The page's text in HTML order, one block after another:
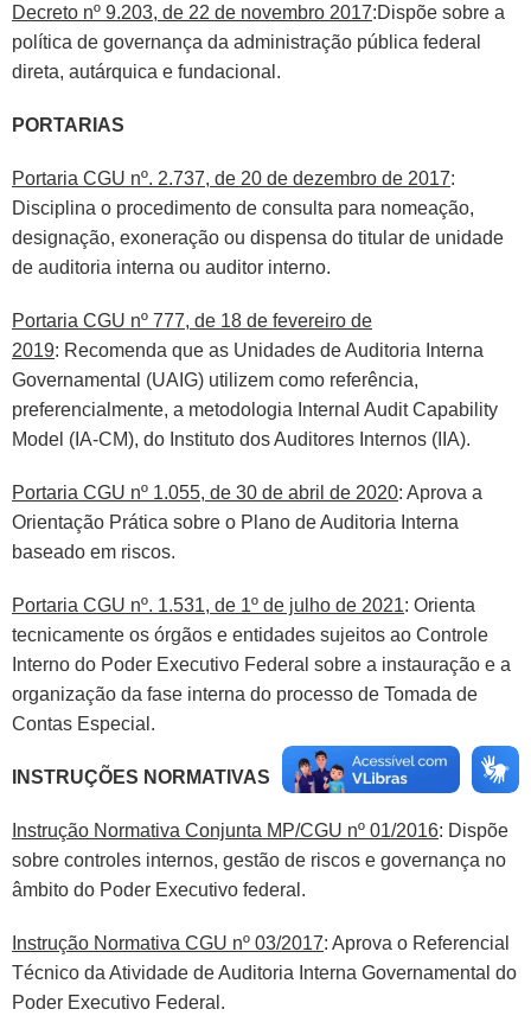
Decreto nº 9.203, de 22 de novembro 2017:Dispõe sobre a
política de governança da administração pública federal
direta, autárquica e fundacional.
PORTARIAS
Portaria CGU nº. 2.737, de 20 de dezembro de 2017:
Disciplina o procedimento de consulta para nomeação,
designação, exoneração ou dispensa do titular de unidade
de auditoria interna ou auditor interno.
Portaria CGU nº 777, de 18 de fevereiro de
2019: Recomenda que as Unidades de Auditoria Interna
Governamental (UAIG) utilizem como referência,
preferencialmente, a metodologia Internal Audit Capability
Model (IA-CM), do Instituto dos Auditores Internos (IIA).
Portaria CGU nº 1.055, de 30 de abril de 2020: Aprova a
Orientação Prática sobre o Plano de Auditoria Interna
baseado em riscos.
Portaria CGU nº. 1.531, de 1º de julho de 2021: Orienta
tecnicamente os órgãos e entidades sujeitos ao Controle
Interno do Poder Executivo Federal sobre a instauração e a
organização da fase interna do processo de Tomada de
Contas Especial.
INSTRUÇÕES NORMATIVAS
Instrução Normativa Conjunta MP/CGU nº 01/2016: Dispõe
sobre controles internos, gestão de riscos e governança no
âmbito do Poder Executivo federal.
Instrução Normativa CGU nº 03/2017: Aprova o Referencial
Técnico da Atividade de Auditoria Interna Governamental do
Poder Executivo Federal.